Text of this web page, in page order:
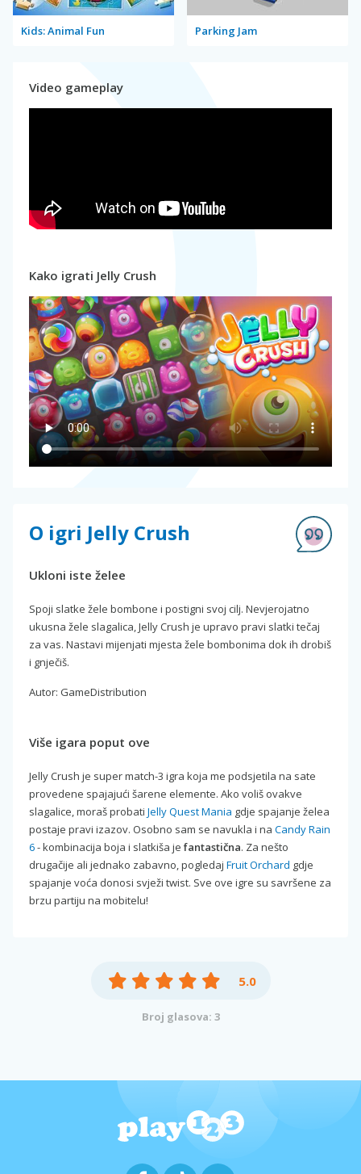
Kids: Animal Fun Parking Jam
Video gameplay
Kako igrati Jelly Crush
O igri Jelly Crush
Ukloni iste želee
Spoji slatke žele bombone i postigni svoj cilj. Nevjerojatno
ukusna žele slagalica, Jelly Crush je upravo pravi slatki tečaj
za vas. Nastavi mijenjati mjesta žele bombonima dok ih drobiš
i gnječiš.
Autor: GameDistribution
Više igara poput ove
Jelly Crush je super match-3 igra koja me podsjetila na sate
provedene spajajući šarene elemente. Ako voliš ovakve
slagalice, moraš probati Jelly Quest Mania gdje spajanje želea
postaje pravi izazov. Osobno sam se navukla i na Candy Rain
6- kombinacija boja i slatkiša je fantastična. Za nešto
drugačije ali jednako zabavno, pogledaj Fruit Orchard gdje
spajanje voća donosi svježi twist. Sve ove igre su savršene za
brzu partiju na mobitelu!
5.0
Broj glasova: 3